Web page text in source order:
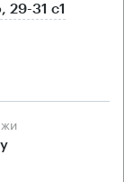
31 с1